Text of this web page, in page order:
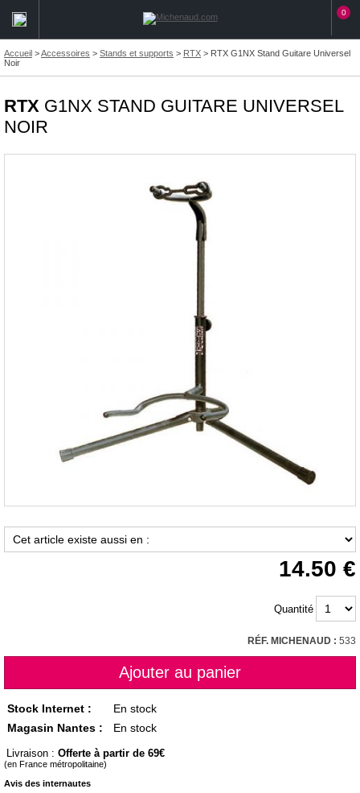
0
Accueil >Accessoires > Stands et supports > RTX > RTX G1NX Stand Guitare Universel
Noir
RTX G1NX STAND GUITARE UNIVERSEL
NOIR
14.50
Quantité
RÉF. MICHENAUD : 533
Stock Internet :
En stock
Magasin Nantes :
En stock
Livraison : Offerte à partir de 69
(en France métropolitaine)
Avis des internautes